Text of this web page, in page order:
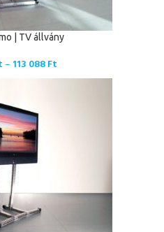
| TV állvány
– 113 088Ft